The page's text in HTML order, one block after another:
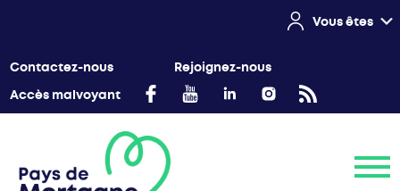
Vous êtes
Contactez-nous
Rejoignez-nous
Accès malvoyant
Menu